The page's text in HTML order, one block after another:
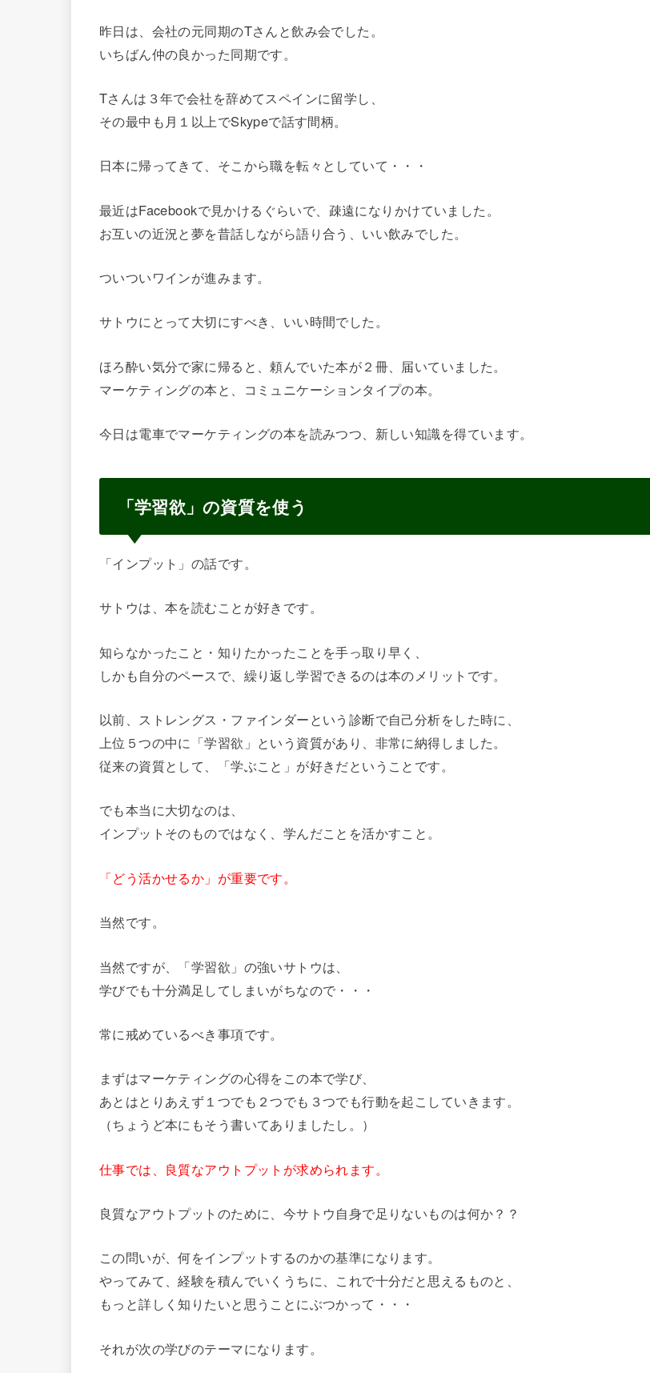
昨日は、会社の元同期のTさんと飲み会でした。
いちばん仲の良かった同期です。
Tさんは３年で会社を辞めてスペインに留学し、
その最中も月１以上でSkypeで話す間柄。
日本に帰ってきて、そこから職を転々としていて・・・
最近はFacebookで見かけるぐらいで、 疎遠になりかけていました。
お互いの近況と夢を昔話しながら語り合う、いい飲みでした。
ついついワインが進みます。
サトウにとって大切にすべき、いい時間でした。
ほろ酔い気分で家に帰ると、頼んでいた本が２冊、 届いていました。
マーケティングの本と、コミュニケーションタイプの本。
今日は電車でマーケティングの本を読みつつ、 新しい知識を得ています。
「学習欲」の資質を使う
「インプット」の話です。
サトウは、本を読むことが好きです。
知らなかったこと・知りたかったことを手っ取り早く、
しかも自分のペースで、 繰り返し学習できるのは本のメリットです。
以前、ストレングス・ ファインダーという診断で自己分析をした時に、
上位５つの中に「学習欲」という資質があり、 非常に納得しました。
従来の資質として、「学ぶこと」が好きだということです。
でも本当に大切なのは、
インプットそのものではなく、学んだことを活かすこと。
「どう活かせるか」が重要です。
当然です。
当然ですが、「学習欲」の強いサトウは、
学びでも十分満足してしまいがちなので・・・
常に戒めているべき事項です。
まずはマーケティングの心得をこの本で学び、
あとはとりあえず１つでも２つでも３つでも行動を起こしていきます。
（ちょうど本にもそう書いてありましたし。）
仕事では、良質なアウトプットが求められます。
良質なアウトプットのために、 今サトウ自身で足りないものは何か？？
この問いが、何をインプットするのかの基準になります。
やってみて、経験を積んでいくうちに、 これで十分だと思えるものと、
もっと詳しく知りたいと思うことにぶつかって・・・
それが次の学びのテーマになります。